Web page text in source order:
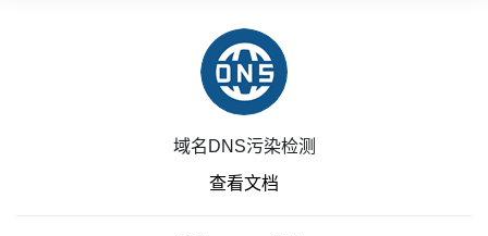
域名DNS污染检测
查看文档